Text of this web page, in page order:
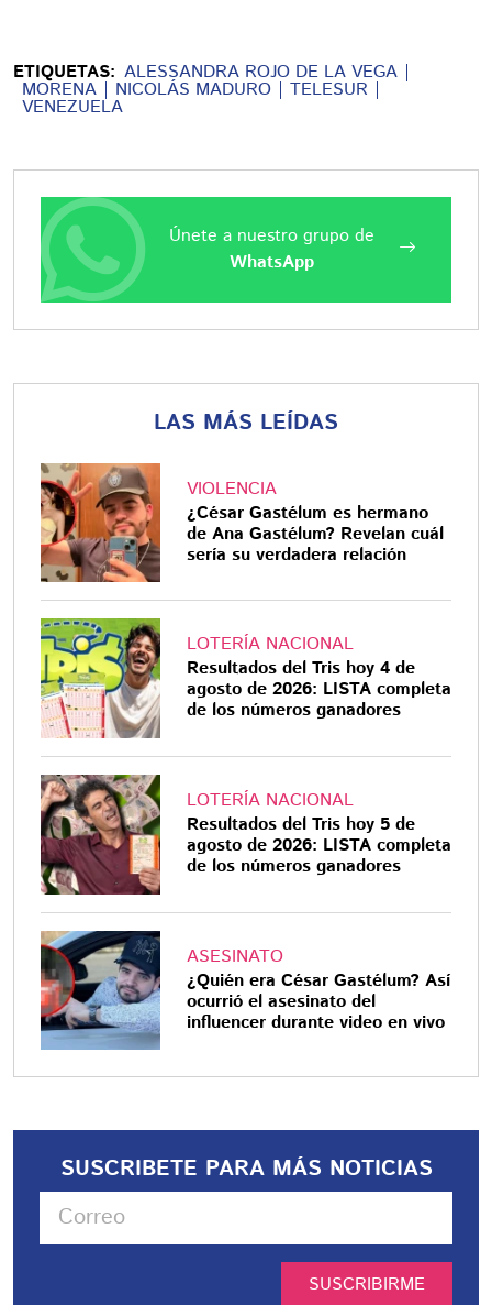
ETIQUETAS: ALESSANDRA ROJO DE LA VEGA
MORENA NICOLÁS MADURO TELESUR
VENEZUELA
Únete a nuestro grupo de
WhatsApp
LAS MÁS LEÍDAS
VIOLENCIA
¿César Gastélum es hermano
de Ana Gastélum? Revelan cuál
sería su verdadera relación
LOTERÍA NACIONAL
Resultados del Tris hoy 4 de
agosto de 2026: LISTA completa
de los números ganadores
LOTERÍA NACIONAL
Resultados del Tris hoy 5 de
agosto de 2026: LISTA completa
de los números ganadores
ASESINATO
¿Quién era César Gastélum? Así
ocurrió el asesinato del
influencer durante video en vivo
SUSCRIBETE PARA MÁS NOTICIAS
SUSCRIBIRME